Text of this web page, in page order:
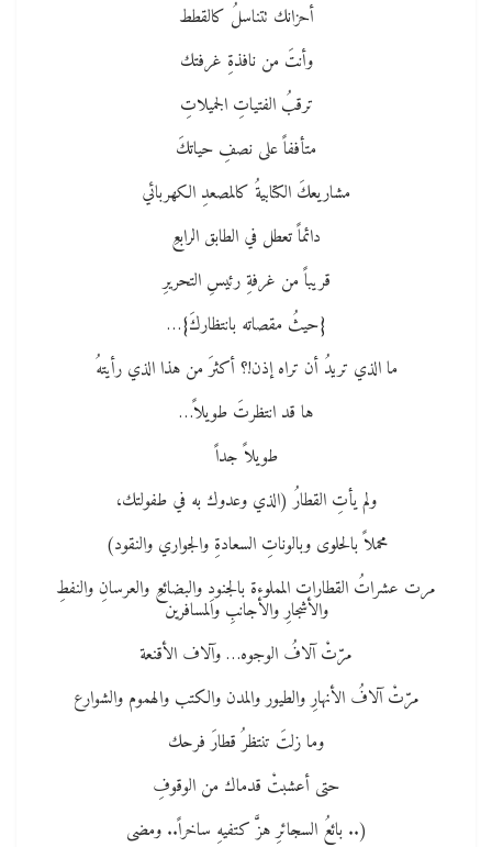
أحزانك تتناسلُ كالقطط
وأنتَ من نافذةِ غرفتك
ترقبُ الفتياتِ الجميلاتِ
متأففاً على نصفِ حياتكَ
مشاريعكَ الكتابيةُ كالمصعدِ الكهربائي
دائماً تعطل في الطابق الرابعِ
قريباً من غرفةِ رئيسِ التحريرِ
{حيثُ مقصاته بانتظاركَ}…
ما الذي تريدُ أن تراه إذن!؟ أكثرَ من هذا الذي رأيتهُ
ها قد انتظرتَ طويلاً…
طويلاً جداً
ولم يأتِ القطارُ (الذي وعدوك به في طفولتك،
محملاً بالحلوى وبالوناتِ السعادةِ والجواري والنقود)
مرت عشراتُ القطارات المملوءة بالجنودِ والبضائعِ والعرسانِ والنفطِ
والأشجارِ والأجانبِ والمسافرين
مرّتْ آلافُ الوجوه… وآلاف الأقنعة
مرّتْ آلافُ الأنهارِ والطيور والمدن والكتب والهموم والشوارع
وما زلتَ تنتظرُ قطارَ فرحك
حتى أعشبتْ قدماك من الوقوفِ
(.. بائعُ السجائرِ هزَّ كتفيهِ ساخراً.. ومضى